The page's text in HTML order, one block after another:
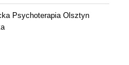
Psychoterapia Olsztyn